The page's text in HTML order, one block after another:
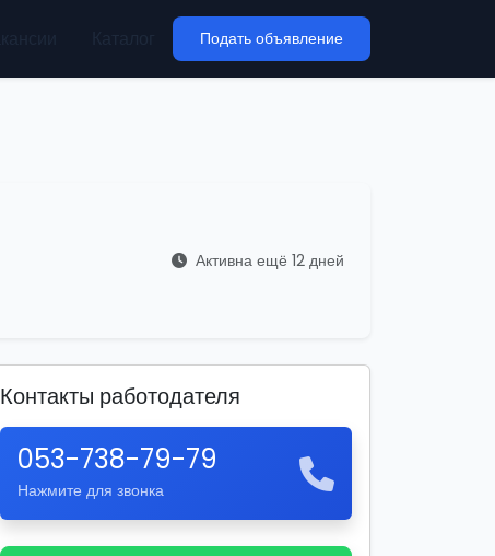
Подать объявление
Активна ещё 12 дней
Контакты работодателя
053-738-79-79
Нажмите для звонка